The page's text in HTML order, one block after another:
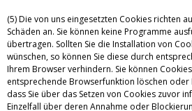
(5) Die von uns eingesetzten Cookies richten
Schäden an. Sie können keine Programme
übertragen. Sollten Sie die Installation von
wünschen, so können Sie diese durch
Ihrem Browser verhindern. Sie können
entsprechende Browserfunktion löschen
dass Sie über das Setzen von Cookies zuvor
Einzelfall über deren Annahme oder